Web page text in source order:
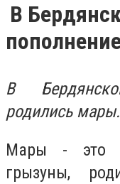
В
В
родились мары.
Мары - это
грызуны,